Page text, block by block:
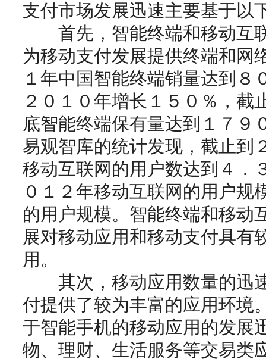
支付市场发展迅速主要基于以
首先，智能终端和移动互
为移动支付发展提供终端和网
１年中国智能终端销量达到８
２０１０年增长１５０％，截
底智能终端保有量达到１７９
易观智库的统计发现，截止到
移动互联网的用户数达到４．
０１２年移动互联网的用户规
的用户规模。智能终端和移动
展对移动应用和移动支付具有
用。
其次，移动应用数量的迅
付提供了较为丰富的应用环境
于智能手机的移动应用的发展
物、理财、生活服务等交易类